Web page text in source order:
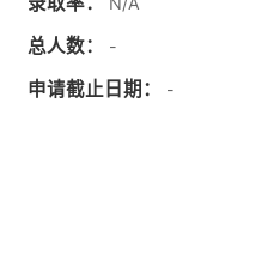
总人数： -
申请截止日期： -